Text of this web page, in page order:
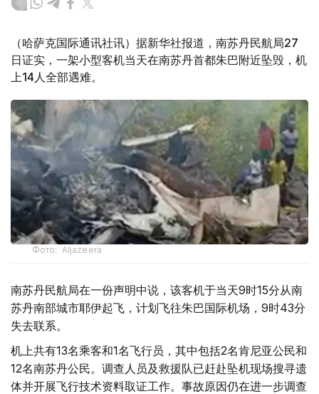
（哈萨克国际通讯社讯）据新华社报道，南苏丹民航局27
日证实，一架小型客机当天在南苏丹首都朱巴附近坠毁，机
上14人全部遇难。
Фото: Aljazeera
南苏丹民航局在一份声明中说，该客机于当天9时15分从南
苏丹南部城市耶伊起飞，计划飞往朱巴国际机场，9时43分
失去联系。
机上共有13名乘客和1名飞行员，其中包括2名肯尼亚公民和
12名南苏丹公民。调查人员及救援队已赶赴坠机现场搜寻遗
体并开展飞行技术资料取证工作。事故原因仍在进一步调查